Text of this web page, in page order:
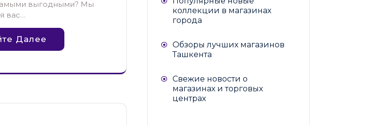
выгодными? Мы
вас…
Далее
коллекции в магазинах
города
Обзоры лучших магазинов
Ташкента
Свежие новости о
магазинах и торговых
центрах